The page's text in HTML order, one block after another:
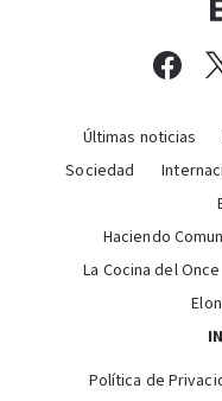
Últimas noticias
Sociedad
Haciendo
La Cocina del Once
Política de